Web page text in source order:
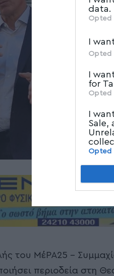
data.
Opted
I
Opted
I
for
Opted
I
Sale,
Opted
του ΜέΡΑ25 –
περιοδεία στη